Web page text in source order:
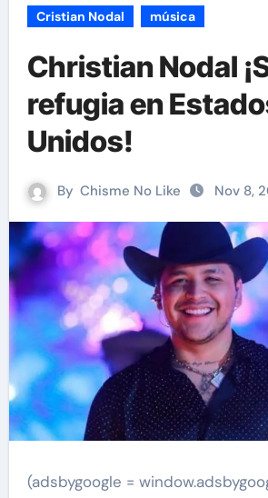
Cristian Nodal música
Christian Nodal
refugia en
Unidos!
By Chisme No Like Nov 8,
(adsbygoogle =